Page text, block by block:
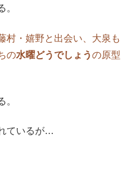
。
村・嬉野と出会い、大泉も
の水曜どうでしょうの原型
。
ているが…